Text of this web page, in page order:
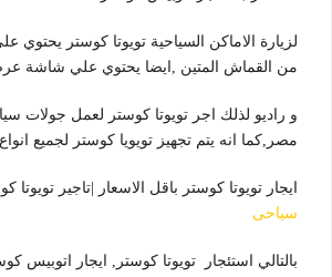
لزيارة الاماكن السياحية تويوتا كوستر يحتوي
من القماش المتين ,ايضا يحتوي علي شاشة
و راديو لذلك اجر تويوتا كوستر لعمل جولات
مصر,كما انه يتم تجهيز تويويا كوستر لجميع
ايجار تويوتا كوستر باقل الاسعار |تاجير تويوتا
سياحى
بالتالي استئجار تويوتا كوستر, ايجار اتوبيس